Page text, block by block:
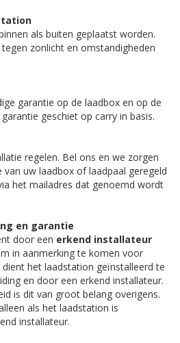
als buiten geplaatst worden.
zonlicht en omstandigheden
garantie op de laadbox en op de
geschiet op carry in basis.
regelen. Bel ons en we zorgen
uw laadbox of laadpaal geregeld
het mailadres dat genoemd wordt
en garantie
door een erkend installateur
in aanmerking te komen voor
het laadstation geïnstalleerd te
en door een erkend installateur.
is dit van groot belang overigens.
als het laadstation is
installateur.